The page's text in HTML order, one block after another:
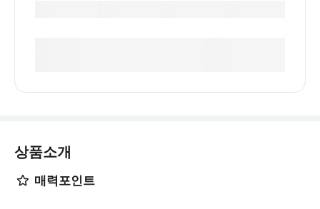
상품소개
매력포인트